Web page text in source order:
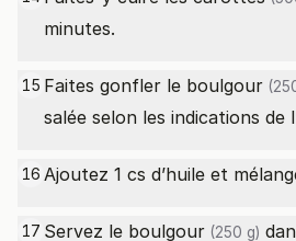
minutes.
15 Faites gonfler le boulgour
salée selon les indications de
16 Ajoutez 1 cs d’huile et
17 Servez le boulgour (250 g)